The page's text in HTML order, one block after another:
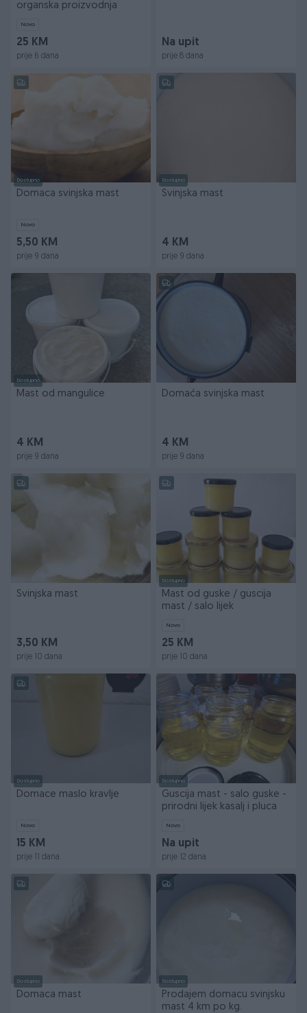
organska proizvodnja
Novo
25 KM
prije 6 dana
Na upit
prije 8 dana
Dostupno
Domaca svinjska mast
Novo
5,50 KM
prije 9 dana
Dostupno
Svinjska mast
4 KM
prije 9 dana
Dostupno
Mast od mangulice
4 KM
prije 9 dana
Domaća svinjska mast
4 KM
prije 9 dana
Svinjska mast
3,50 KM
prije 10 dana
Dostupno
Mast od guske / guscija
mast / salo lijek
Novo
25 KM
prije 10 dana
Dostupno
Domace maslo kravlje
Novo
15 KM
prije 11 dana
Dostupno
Guscija mast - salo guske -
prirodni lijek kasalj i pluca
Novo
Na upit
prije 12 dana
Dostupno
Domaca mast
Dostupno
Prodajem domacu svinjsku
mast 4 km po kg.